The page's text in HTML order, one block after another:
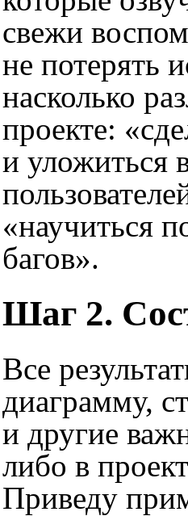
свежи
не потерять
насколько
проекте:
и уложиться
«научиться
багов».
Шаг 2.
Все
диаграмму,
и другие
либо в
Приведу